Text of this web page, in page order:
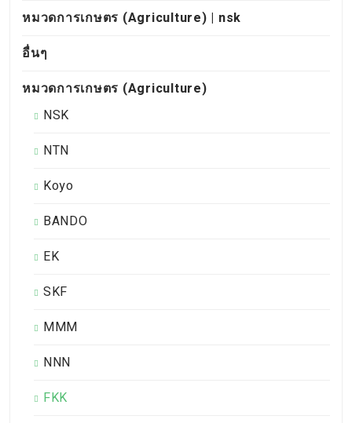
หมวดการเกษตร (Agriculture) | nsk
อื่นๆ
หมวดการเกษตร (Agriculture)
NSK
NTN
Koyo
BANDO
EK
SKF
MMM
NNN
FKK